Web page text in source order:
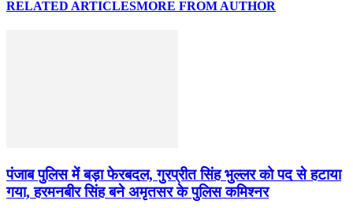
RELATED ARTICLESMORE FROM AUTHOR
पंजाब पुलिस में बड़ा फेरबदल, गुरप्रीत सिंह भुल्लर को पद से हटाया
गया, हरमनबीर सिंह बने अमृतसर के पुलिस कमिश्नर